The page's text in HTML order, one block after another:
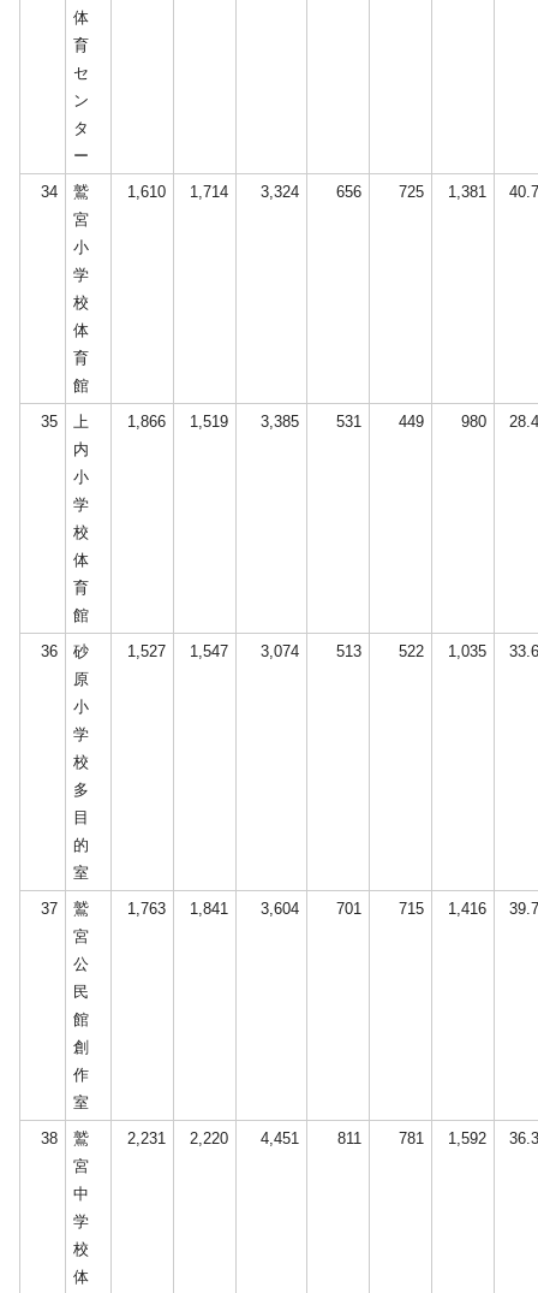
体
育
セ
ン
タ
ー
34
鷲
宮
小
学
校
体
育
館
1,610 1,714 3,324 656 725 1,381
35
上
内
小
学
校
体
育
館
1,866 1,519 3,385 531 449 980
36
砂
原
小
学
校
多
目
的
室
1,527 1,547 3,074 513 522 1,035
37
鷲
宮
公
民
館
創
作
室
1,763 1,841 3,604 701 715 1,416
38
鷲
宮
中
学
校
体
2,231 2,220 4,451 811 781 1,592